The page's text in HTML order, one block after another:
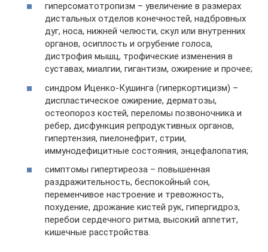
гиперсоматотропизм – увеличение в размерах
дистальных отделов конечностей, надбровных
дуг, носа, нижней челюсти, скул или внутренних
органов, осиплость и огрубение голоса,
дистрофия мышц, трофические изменения в
суставах, миалгии, гигантизм, ожирение и прочее;
синдром Иценко-Кушинга (гиперкортицизм) –
диспластическое ожирение, дерматозы,
остеопороз костей, переломы позвоночника и
ребер, дисфункция репродуктивных органов,
гипертензия, пиелонефрит, стрии,
иммунодефицитные состояния, энцефалопатия;
симптомы гипертиреоза – повышенная
раздражительность, беспокойный сон,
переменчивое настроение и тревожность,
похудение, дрожание кистей рук, гипергидроз,
перебои сердечного ритма, высокий аппетит,
кишечные расстройства.